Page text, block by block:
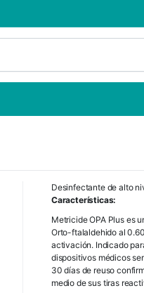
Desinfectante de alto
Características:
Metricide OPA Plus es
Orto-ftalaldehido al
activación. Indicado
dispositivos médicos
30 días de reuso
medio de sus tiras